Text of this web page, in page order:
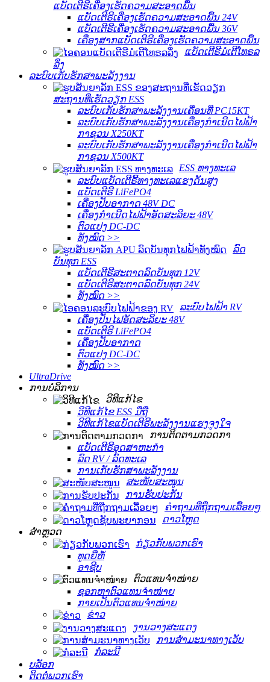
ແບັດເຕີຣີເຄື່ອງເຮັດຄວາມສະອາດພື້ນ
ແບັດເຕີຣີເຄື່ອງເຮັດຄວາມສະອາດພື້ນ 24V
ແບັດເຕີຣີເຄື່ອງເຮັດຄວາມສະອາດພື້ນ 36V
ເຄື່ອງສາກແບັດເຕີຣີເຄື່ອງເຮັດຄວາມສະອາດພື້ນ
ແບັດເຕີຣີມໍເຕີໂທຣລ
ລິ່ງ
ລະບົບເກັບຮັກສາພະລັງງານ
ສະຖານທີ່ເຮັດວຽກ ESS
ລະບົບເກັບຮັກສາພະລັງງານເຄື່ອນທີ່ PC15KT
ລະບົບເກັບຮັກສາພະລັງງານເຄື່ອງກຳເນີດໄຟຟ້າ
ກາຊວນ X250KT
ລະບົບເກັບຮັກສາພະລັງງານເຄື່ອງກຳເນີດໄຟຟ້າ
ກາຊວນ X500KT
ESS ທາງທະເລ
ລະບົບແບັດເຕີຣີ້ທາງທະເລແຮງດັນສູງ
ແບັດເຕີຣີ LiFePO4
ເຄື່ອງປັບອາກາດ 48V DC
ເຄື່ອງກຳເນີດໄຟຟ້າອັດສະລິຍະ 48V
ຕົວແປງ DC-DC
ທັງໝົດ >>
ລົດ
ບັນທຸກ ESS
ແບັດເຕີຣີສະຕາດລົດບັນທຸກ 12V
ແບັດເຕີຣີສະຕາດລົດບັນທຸກ 24V
ທັງໝົດ >>
ລະບົບໄຟຟ້າ RV
ເຄື່ອງປັ່ນໄຟອັດສະລິຍະ 48V
ແບັດເຕີຣີ LiFePO4
ເຄື່ອງປັບອາກາດ
ຕົວແປງ DC-DC
ທັງໝົດ >>
UltraDrive
ການບໍລິການ
ວິທີແກ້ໄຂ
ວິທີແກ້ໄຂ ESS ມືຖື
ວິທີແກ້ໄຂແບັດເຕີຣີພະລັງງານແຮງຈູງໃຈ
ການຕິດຕາມກວດກາ
ແບັດເຕີຣີອຸດສາຫະກຳ
ລົດ RV / ລົດທະເລ
ການເກັບຮັກສາພະລັງງານ
ສະໜັບສະໜູນ
ການຮັບປະກັນ
ຄຳຖາມທີ່ຖືກຖາມເລື້ອຍໆ
ດາວໂຫຼດ
ສຳຫຼວດ
ກ່ຽວກັບພວກເຮົາ
ທູດຍີ່ຫໍ້
ອາຊີບ
ຕົວແທນຈຳໜ່າຍ
ຊອກຫາຕົວແທນຈຳໜ່າຍ
ກາຍເປັນຕົວແທນຈຳໜ່າຍ
ຂ່າວ
ງານວາງສະແດງ
ການສຳມະນາທາງເວັບ
ກໍລະນີ
ບລັອກ
ຕິດຕໍ່ພວກເຮົາ